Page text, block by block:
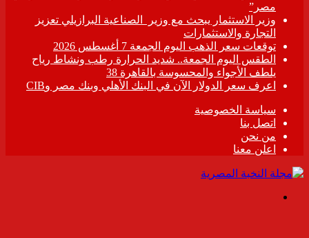
مصر”
وزير الاستثمار يبحث مع وزير الصناعية البرازيلي تعزيز
التجارة والاستثمارات
توقعات سعر الذهب اليوم الجمعة 7 أغسطس 2026
الطقس اليوم الجمعة.. شديد الحرارة رطب ونشاط رياح
يلطف الأجواء والمحسوسة بالقاهرة 38
اعرف سعر الدولار الآن في البنك الأهلي وبنك مصر وCIB
سياسة الخصوصية
اتصل بنا
من نحن
اعلن معنا